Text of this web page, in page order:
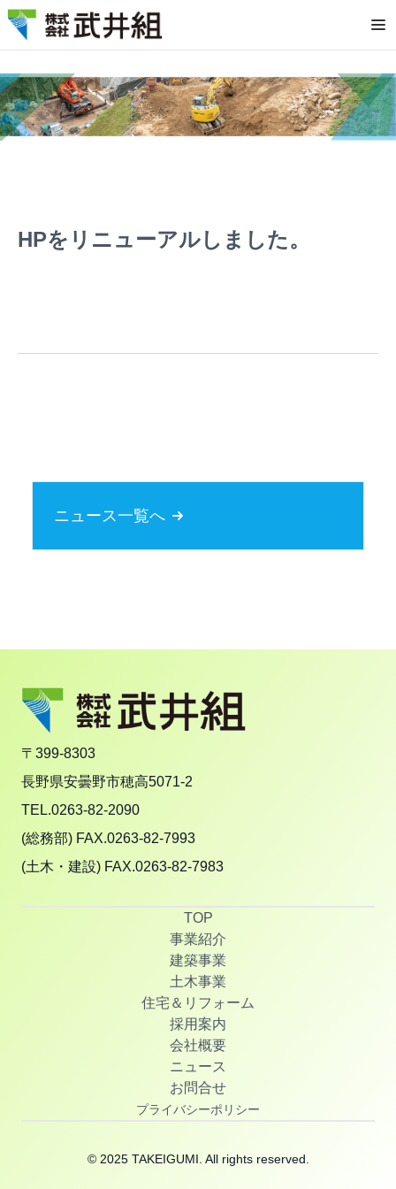
HPをリニューアルしました。
ニュース一覧へ
〒399-8303
長野県安曇野市穂高5071-2
TEL.0263-82-2090
(総務部) FAX.0263-82-7993
(土木・建設) FAX.0263-82-7983
TOP
事業紹介
建築事業
土木事業
住宅＆リフォーム
採用案内
会社概要
ニュース
お問合せ
プライバシーポリシー
© 2025 TAKEIGUMI. All rights reserved.